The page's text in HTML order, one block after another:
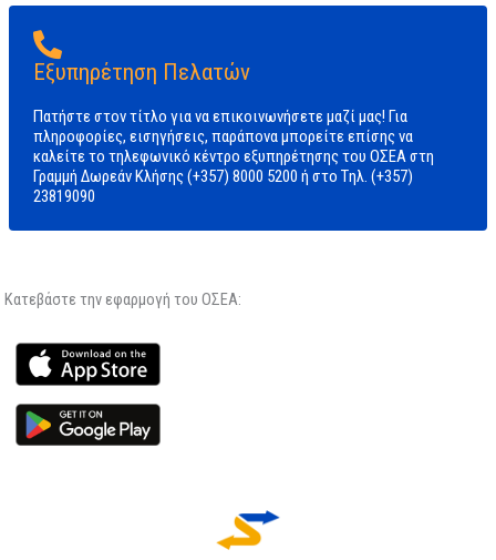
Εξυπηρέτηση Πελατών
Πατήστε στον τίτλο για να επικοινωνήσετε μαζί μας! Για
πληροφορίες, εισηγήσεις, παράπονα μπορείτε επίσης να
καλείτε το τηλεφωνικό κέντρο εξυπηρέτησης του ΟΣΕΑ στη
Γραμμή Δωρεάν Κλήσης (+357) 8000 5200 ή στο Tηλ. (+357)
23819090
Κατεβάστε την εφαρμογή του ΟΣΕΑ: